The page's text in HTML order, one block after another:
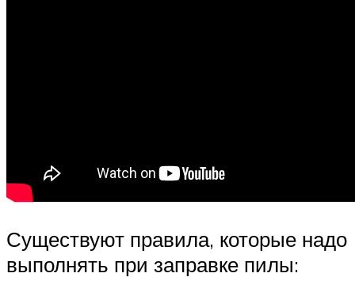
Существуют правила, которые надо
выполнять при заправке пилы: